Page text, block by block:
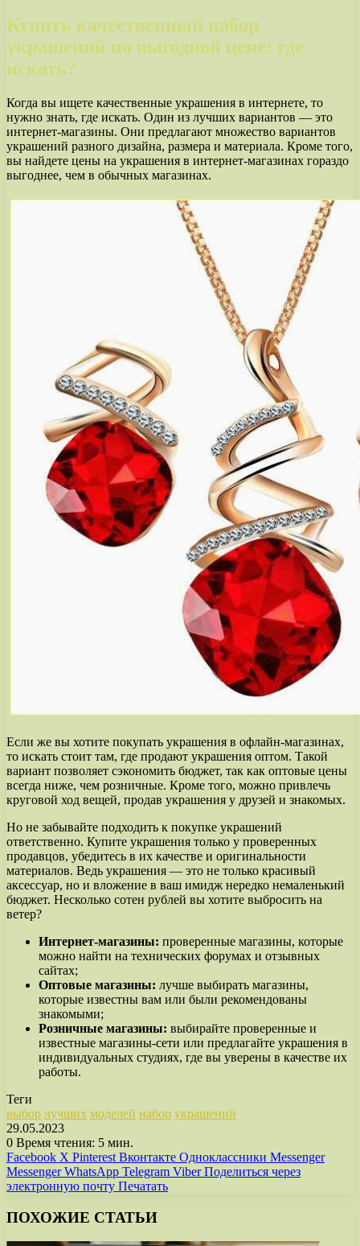
Купить качественный набор
украшений по выгодной цене: где
искать?
Когда вы ищете качественные украшения в интернете, то
нужно знать, где искать. Один из лучших вариантов — это
интернет-магазины. Они предлагают множество вариантов
украшений разного дизайна, размера и материала. Кроме того,
вы найдете цены на украшения в интернет-магазинах гораздо
выгоднее, чем в обычных магазинах.
Если же вы хотите покупать украшения в офлайн-магазинах,
то искать стоит там, где продают украшения оптом. Такой
вариант позволяет сэкономить бюджет, так как оптовые цены
всегда ниже, чем розничные. Кроме того, можно привлечь
круговой ход вещей, продав украшения у друзей и знакомых.
Но не забывайте подходить к покупке украшений
ответственно. Купите украшения только у проверенных
продавцов, убедитесь в их качестве и оригинальности
материалов. Ведь украшения — это не только красивый
аксессуар, но и вложение в ваш имидж нередко немаленький
бюджет. Несколько сотен рублей вы хотите выбросить на
ветер?
Интернет-магазины: проверенные магазины, которые
можно найти на технических форумах и отзывных
сайтах;
Оптовые магазины: лучше выбирать магазины,
которые известны вам или были рекомендованы
знакомыми;
Розничные магазины: выбирайте проверенные и
известные магазины-сети или предлагайте украшения в
индивидуальных студиях, где вы уверены в качестве их
работы.
Теги
выбор лучших моделей набор украшений
29.05.2023
0 Время чтения: 5 мин.
Facebook X Pinterest Вконтакте Одноклассники Messenger
Messenger WhatsApp Telegram Viber Поделиться через
электронную почту Печатать
ПОХОЖИЕ СТАТЬИ